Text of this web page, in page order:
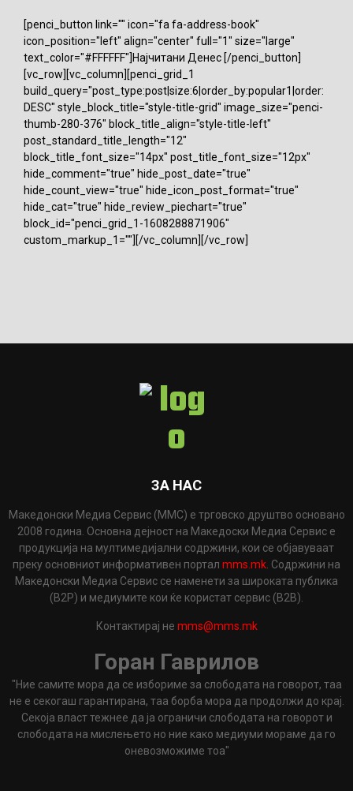
[penci_button link="" icon="fa fa-address-book"
icon_position="left" align="center" full="1" size="large"
text_color="#FFFFFF"]Најчитани Денес [/penci_button]
[vc_row][vc_column][penci_grid_1
build_query="post_type:post|size:6|order_by:popular1|order:
DESC" style_block_title="style-title-grid" image_size="penci-
thumb-280-376" block_title_align="style-title-left"
post_standard_title_length="12"
block_title_font_size="14px" post_title_font_size="12px"
hide_comment="true" hide_post_date="true"
hide_count_view="true" hide_icon_post_format="true"
hide_cat="true" hide_review_piechart="true"
block_id="penci_grid_1-1608288871906"
custom_markup_1=""][/vc_column][/vc_row]
ЗА НАС
Македонски Медиа Сервис (ММС) е трговско друштво основано
2008 година. Основна дејност на Македоски Медиа Сервис е
продукција на мултимедијални содржини, кои се објавуваат
преку основниот информативен портал mms.mk . Содржини на
Македонски Медиа Сервис се наменети за широката публика
(B2P) и медиумите кои ќе користат сервис (B2B).
Контактирај не mms@mms.mk
Горан Гаврилов
"Ние самите мора да се избориме за слободата на говорот, таа
не е секогаш гарантирана, таа борба мора да продолжи до крај.
Секоја власт тежнее да ја ограничи слободата на говорот и
слободата на мислењето но ние како медиуми мораме да го
оневозможиме тоа"